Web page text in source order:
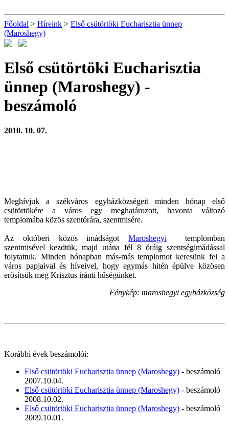
Főoldal > Híreink > Első csütörtöki Eucharisztia ünnep
(Maroshegy)
Első csütörtöki Eucharisztia
ünnep (Maroshegy) -
beszámoló
2010. 10. 07.
Meghívjuk a székváros egyházközségeit minden hónap első
csütörtökére a város egy meghatározott, havonta változó
templomába közös szentórára, szentmisére.
Az októberi közös imádságotMaroshegyi templomban
szentmisével kezdtük, majd utána fél 8 óráig szentségimádással
folytattuk. Minden hónapban más-más templomot keresünk fel a
város papjaival és híveivel, hogy egymás hitén épülve közösen
erősítsük meg Krisztus iránti hűségünket.
Fénykép: maroshegyi egyházközség
Korábbi évek beszámolói:
Első csütörtöki Eucharisztia ünnep (Maroshegy) - beszámoló
2007.10.04.
Első csütörtöki Eucharisztia ünnep (Maroshegy) - beszámoló
2008.10.02.
Első csütörtöki Eucharisztia ünnep (Maroshegy) - beszámoló
2009.10.01.